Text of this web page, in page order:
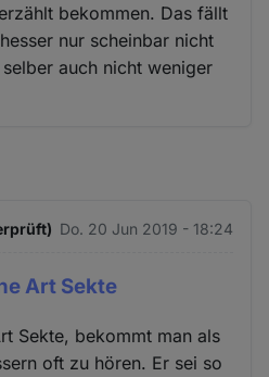
bekommen. Das fällt
nur scheinbar nicht
auch nicht weniger
Do. 20 Jun 2019 - 18:24
Art Sekte
Sekte, bekommt man als
oft zu hören. Er sei so